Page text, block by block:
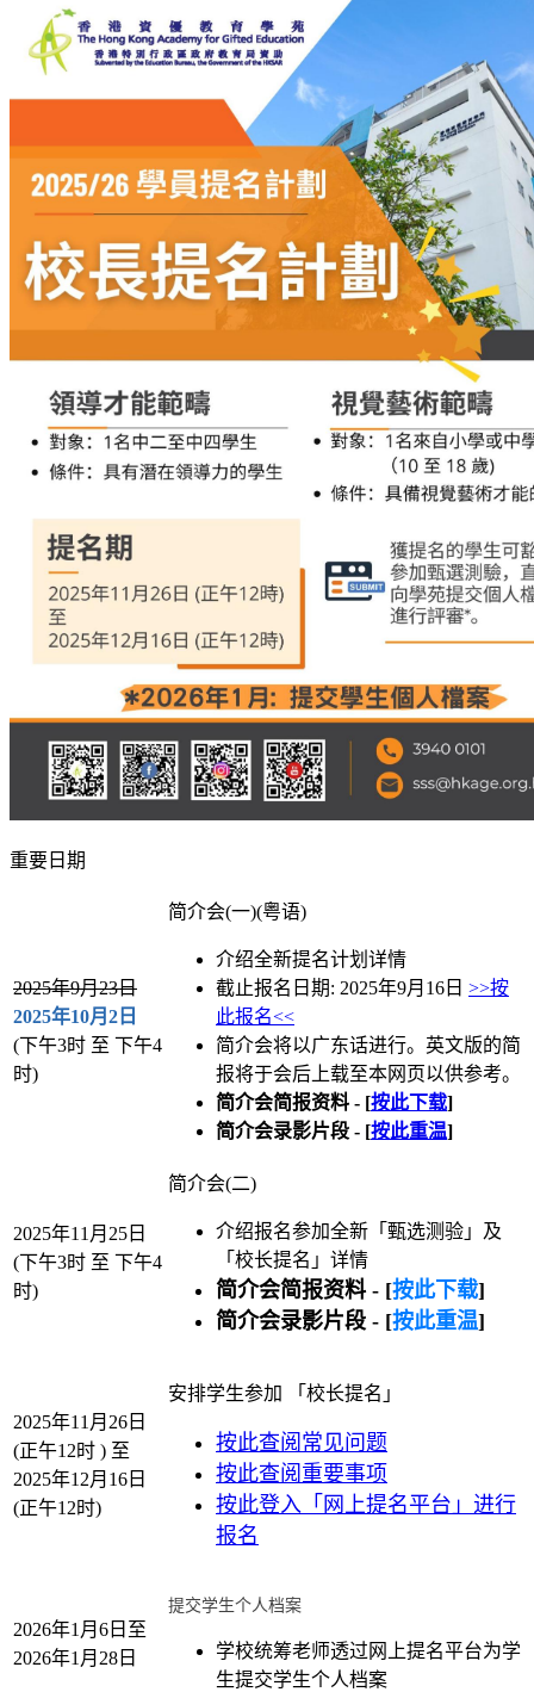
重要日期
2025年9月23日
2025年10月2日
(下午3时 至 下午4
时)
简介会(一)(粤语)
介绍全新提名计划详情
截止报名日期: 2025年9月16日 >>按
此报名<<
简介会将以广东话进行。英文版的简
报将于会后上载至本网页以供参考。
简介会简报资料 - [按此下载]
简介会录影片段 - [按此重温]
2025年11月25日
(下午3时 至 下午4
时)
简介会(二)
介绍报名参加全新「甄选测验」及
「校长提名」详情
简介会简报资料 - [按此下载]
简介会录影片段 - [按此重温]
2025年11月26日
(正午12时 ) 至
2025年12月16日
(正午12时)
安排学生参加 「校长提名」
按此查阅常见问题
按此查阅重要事项
按此登入「网上提名平台」进行
报名
2026年1月6日至
2026年1月28日
提交学生个人档案
学校统筹老师透过网上提名平台为学
生提交学生个人档案